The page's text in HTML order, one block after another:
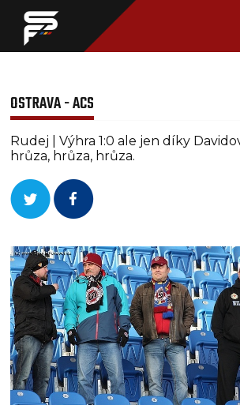
OSTRAVA - ACS
Rudej | Výhra 1:0 ale jen díky
hrůza, hrůza, hrůza.